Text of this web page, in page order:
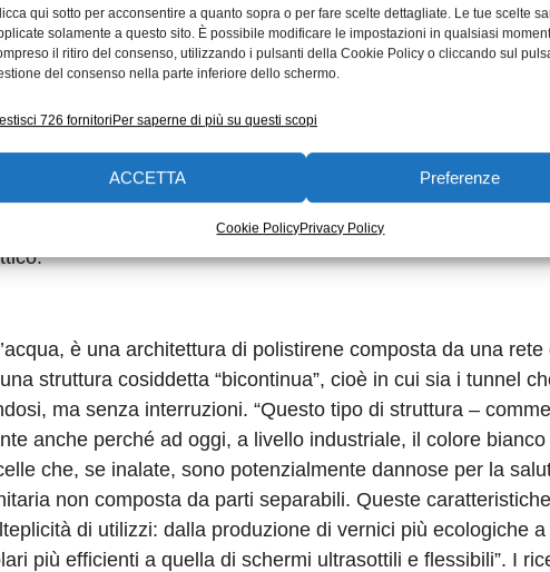
qui sotto per acconsentire a quanto sopra o per fare scelte dettagliate. Le tue scelte
solamente a questo sito. È possibile modificare le impostazioni in qualsiasi
il ritiro del consenso, utilizzando i pulsanti della Cookie Policy o cliccando sul
del consenso nella parte inferiore dello schermo.
726 fornitoriPer saperne di più su questi scopi
ACCETTA Preferenze
Cookie PolicyPrivacy Policy
tanto che subito dopo averli mescolati, l’olio forma delle
insieme, separando di nuovo completamente l’acqua e
e quello finale completamente separato – continuano i
in cui le perline di olio cominciano a fondersi formando
potremmo dire che la miscela tra acqua e polistirene si
della ricerca è stato quello di riuscire a regolare le dosi
far sì che il processo di separazione di fase si arresti ad
completamente e le due fasi formano una struttura
è una architettura di polistirene composta da una rete
struttura cosiddetta “bicontinua”, cioè in cui sia i tunnel
ma senza interruzioni. “Questo tipo di struttura –
anche perché ad oggi, a livello industriale, il colore
che, se inalate, sono potenzialmente dannose per la
non composta da parti separabili. Queste
di utilizzi: dalla produzione di vernici più ecologiche a
più efficienti a quella di schermi ultrasottili e flessibili”. I